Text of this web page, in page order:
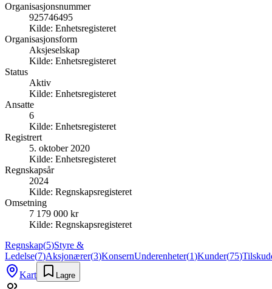
Organisasjonsnummer
925746495
Kilde: Enhetsregisteret
Organisasjonsform
Aksjeselskap
Kilde: Enhetsregisteret
Status
Aktiv
Kilde: Enhetsregisteret
Ansatte
6
Kilde: Enhetsregisteret
Registrert
5. oktober 2020
Kilde: Enhetsregisteret
Regnskapsår
2024
Kilde: Regnskapsregisteret
Omsetning
7 179 000 kr
Kilde: Regnskapsregisteret
Regnskap(5)Styre &
Ledelse(7)Aksjonærer(3)KonsernUnderenheter(1)Kunder(75)
Kart
Lagre